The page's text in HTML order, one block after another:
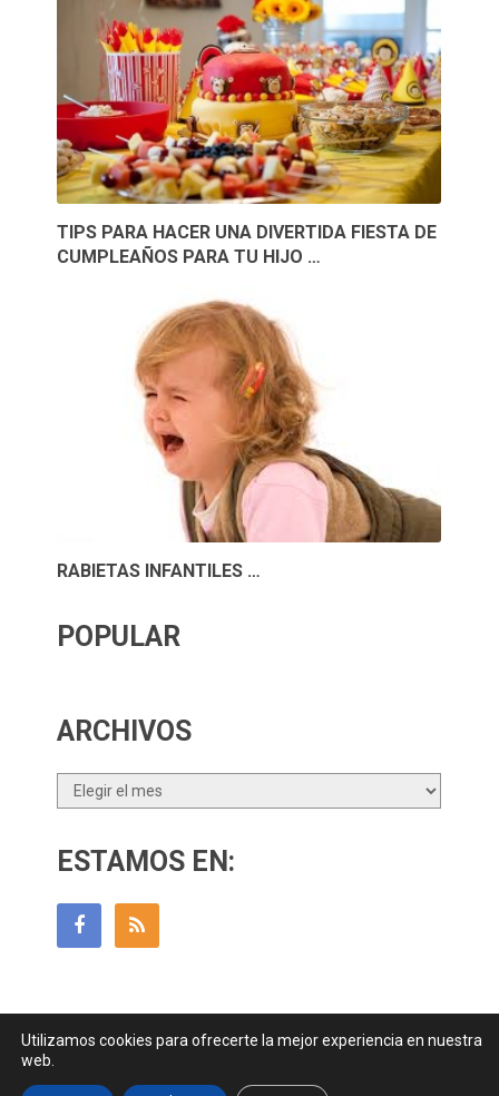
TIPS PARA HACER UNA DIVERTIDA FIESTA DE
CUMPLEAÑOS PARA TU HIJO …
RABIETAS INFANTILES …
POPULAR
ARCHIVOS
Archivos
ESTAMOS EN:
Contactar|| Datos Legales y Privacidady
Utilizamos cookies para ofrecerte la mejor experiencia en nuestra
web.